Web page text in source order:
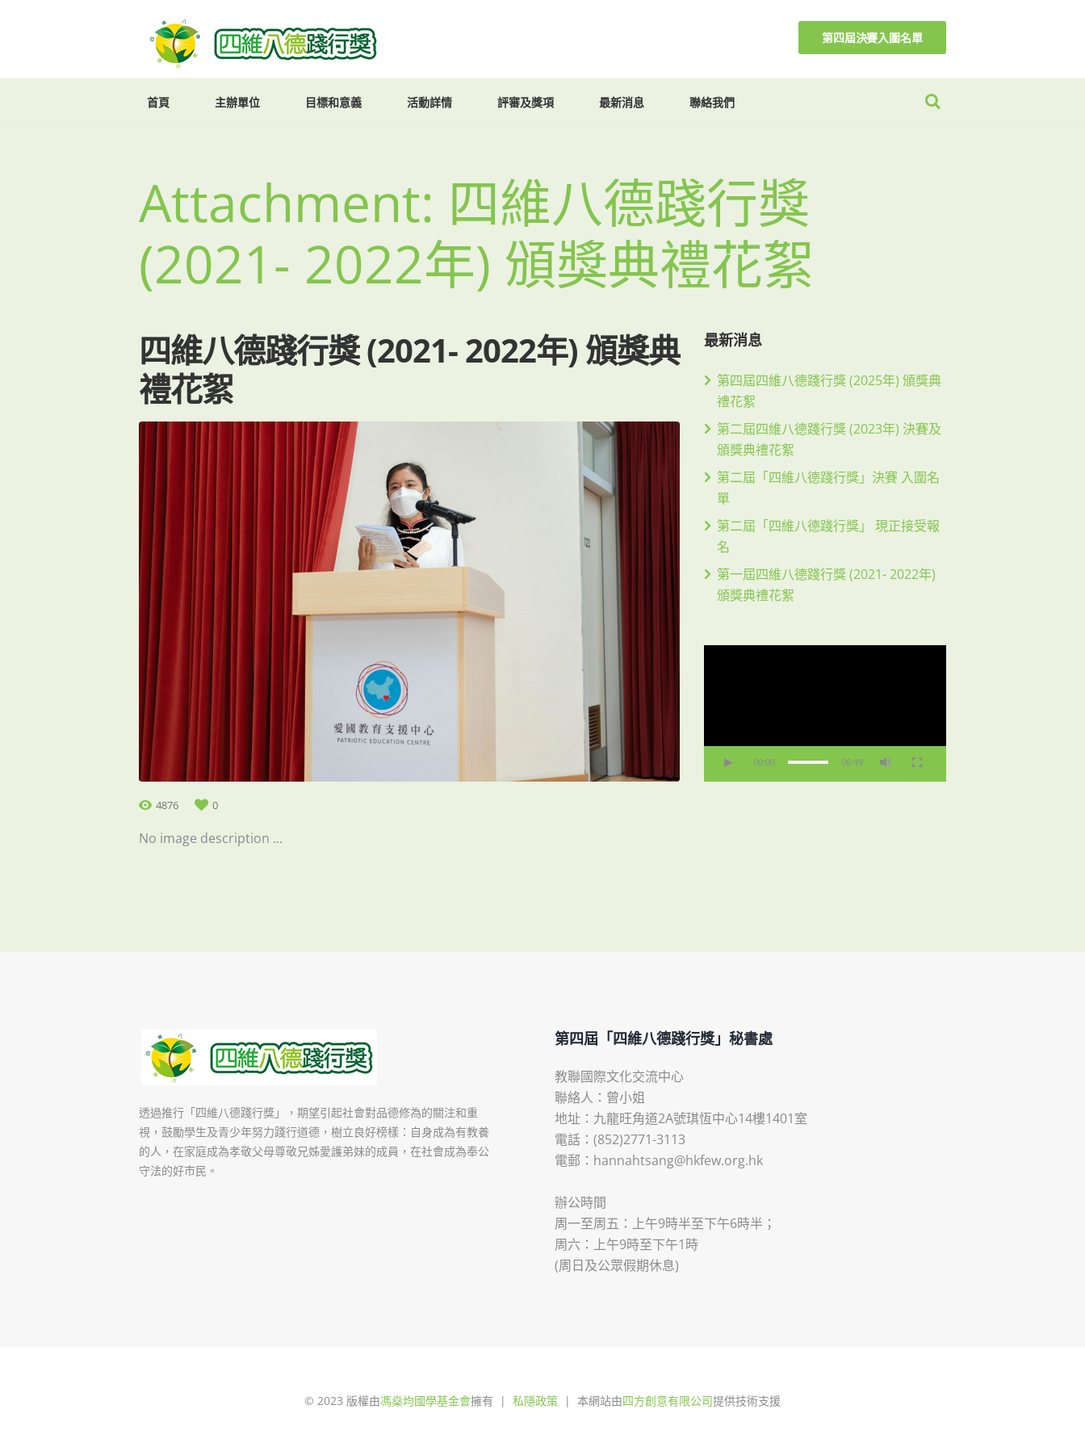
第四屆決賽入圍名單
首頁 主辦單位 目標和意義 活動詳情 評審及獎項 最新消息 聯絡我們
Attachment: 四維八德踐行獎
(2021- 2022年) 頒獎典禮花絮
四維八德踐行獎 (2021- 2022年) 頒獎典
禮花絮
Next item
4876 0
No image description ...
最新消息
第四屆四維八德踐行獎 (2025年) 頒獎典
禮花絮
第二屆四維八德踐行獎 (2023年) 決賽及
頒獎典禮花絮
第二屆「四維八德踐行獎」決賽 入圍名
單
第二屆「四維八德踐行獎」 現正接受報
名
第一屆四維八德踐行獎 (2021- 2022年)
頒獎典禮花絮
00:00 06:49
透過推行「四維八德踐行獎」，期望引起社會對品德修為的關注和重
視，鼓勵學生及青少年努力踐行道德，樹立良好榜樣：自身成為有教養
的人，在家庭成為孝敬父母尊敬兄姊愛護弟妹的成員，在社會成為奉公
守法的好市民。
第四屆「四維八德踐行獎」秘書處
教聯國際文化交流中心
聯絡人：曾小姐
地址：九龍旺角道2A號琪恆中心14樓1401室
電話：(852)2771-3113
電郵：hannahtsang@hkfew.org.hk
辦公時間
周一至周五：上午9時半至下午6時半；
周六：上午9時至下午1時
(周日及公眾假期休息)
© 2023 版權由馮燊均國學基金會擁有 | 私隱政策 | 本網站由四方創意有限公司提供技術支援